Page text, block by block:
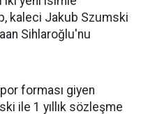
kaleci Jakub Szumski
Sihlaroğlu'nu
forması giyen
ile 1 yıllık sözleşme